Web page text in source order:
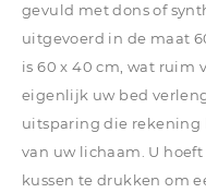
gevuld met dons of
uitgevoerd in de maat
is 60 x 40 cm, wat ruim
eigenlijk uw bed
uitsparing die
van uw lichaam. U
kussen te drukken om